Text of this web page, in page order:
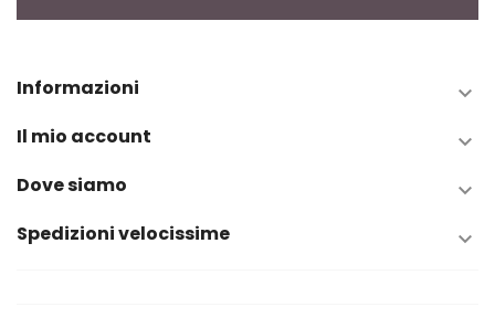
Informazioni 
Il mio account 
Dove siamo 
Spedizioni velocissime 